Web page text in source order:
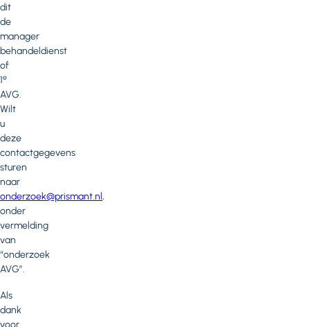
dit
de
manager
behandeldienst
of
1e
AVG.
Wilt
u
deze
contactgegevens
sturen
naar
onderzoek@prismant.nl,
onder
vermelding
van
“onderzoek
AVG”.
Als
dank